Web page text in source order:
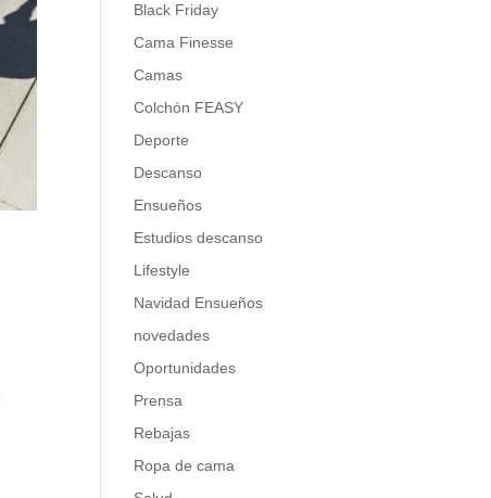
Black Friday
Cama Finesse
Camas
Colchón FEASY
Deporte
Descanso
Ensueños
Estudios descanso
Lifestyle
Navidad Ensueños
novedades
Oportunidades
Prensa
Rebajas
Ropa de cama